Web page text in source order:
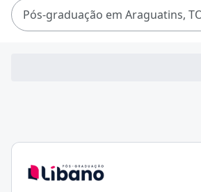
Pós-graduação em Araguatins,